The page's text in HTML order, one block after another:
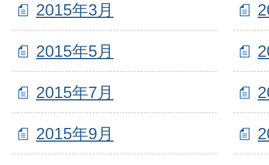
2015年3月
2015年5月
2015年7月
2015年9月